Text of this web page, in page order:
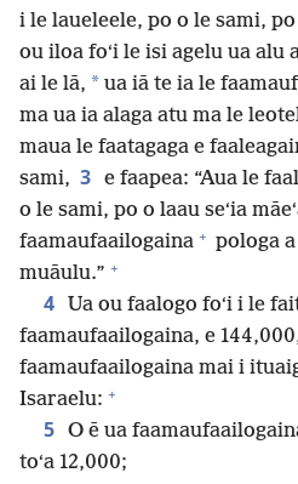
i le laueleele, po o le sami,
ou iloa foʻi le isi agelu ua alu
ai le lā, * ua iā te ia le
ma ua ia alaga atu ma le
maua le faatagaga e
sami, 3 e faapea: “Aua le
o le sami, po o laau seʻia
faamaufaailogaina + pologa
muāulu.” +
4
Ua ou faalogo foʻi i le
faamaufaailogaina, e
faamaufaailogaina mai i
Isaraelu: +
5 O ē ua
toʻa 12,000;